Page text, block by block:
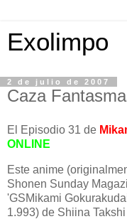
Exolimpo
2 de julio de 2007
Caza
El Episodio 31 de
ONLINE
Este anime
Shonen Sunday
'GSMikami
1.993) de Shiina